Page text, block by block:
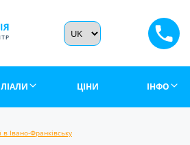
ЦІНИ ІНФО
в Івано-Франківську